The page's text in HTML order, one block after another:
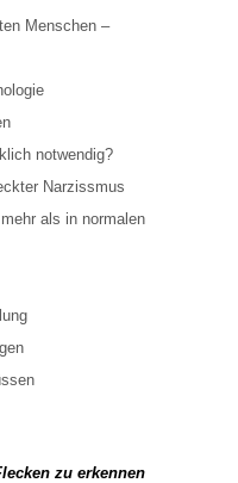
Menschen –
notwendig?
Narzissmus
als in normalen
zu erkennen